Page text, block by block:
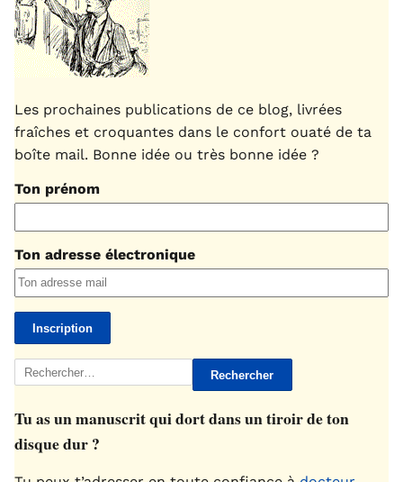
Les prochaines publications de ce blog, livrées
fraîches et croquantes dans le confort ouaté de ta
boîte mail. Bonne idée ou très bonne idée ?
Ton prénom
Ton adresse électronique
Rechercher :
Tu as un manuscrit qui dort dans un tiroir de ton
disque dur ?